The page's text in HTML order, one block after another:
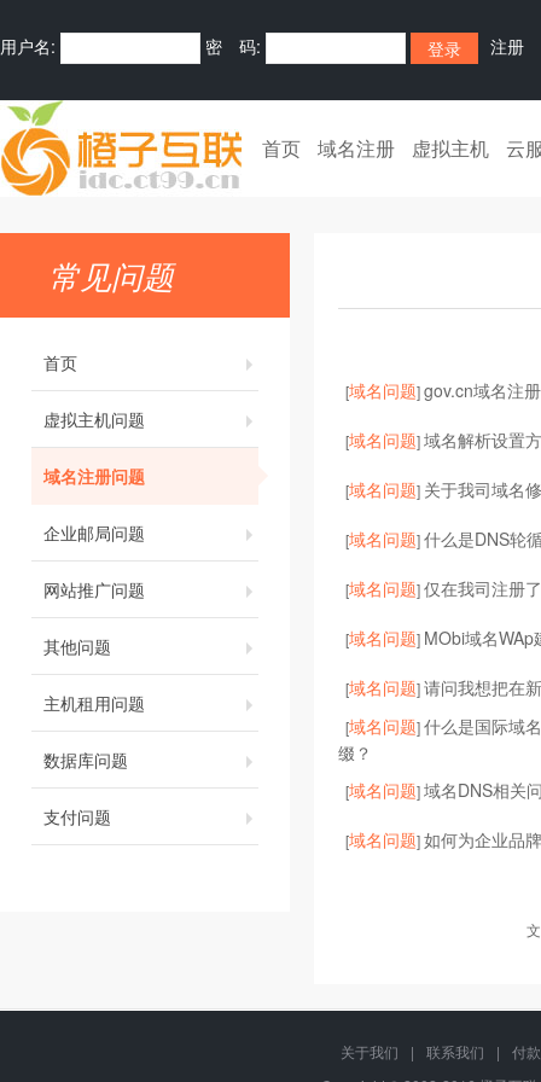
用户名: 密 码: 注册
首页 域名注册 虚拟主机 云
常见问题
首页
虚拟主机问题
域名注册问题
企业邮局问题
网站推广问题
其他问题
主机租用问题
数据库问题
支付问题
[域名问题]gov.cn域名注
[域名问题]域名解析设置
[域名问题] 关于我司域名
[域名问题]什么是DNS轮
[域名问题]仅在我司注册
[域名问题] MObi域名WAp
[域名问题]请问我想把在
[域名问题]什么是国际域
缀？
[域名问题]域名DNS相关
[域名问题]如何为企业品
关于我们 | 联系我们 |
付